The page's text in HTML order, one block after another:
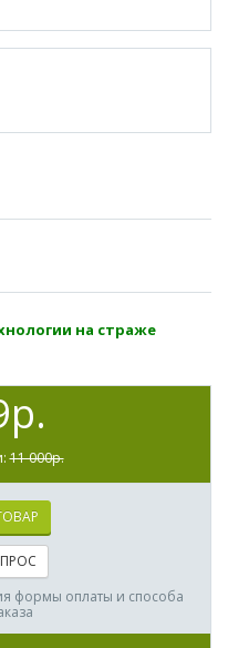
на страже
11 000р.
формы оплаты и способа